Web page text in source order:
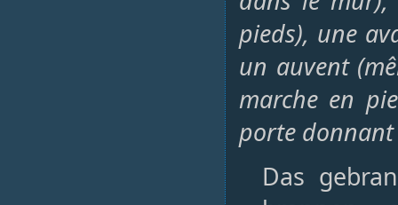
pieds), une
un auvent
marche en
porte donnant
Das